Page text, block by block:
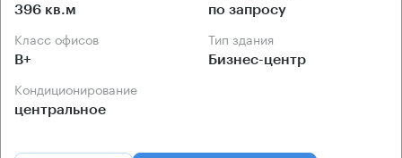
396 кв.м по запросу
Класс офисов
B+
Тип здания
Бизнес-центр
Кондиционирование
центральное